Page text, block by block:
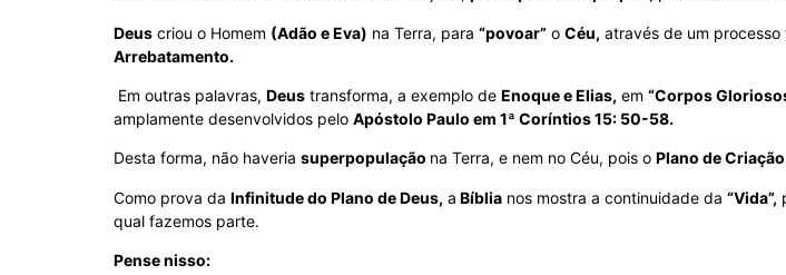
Deus criou o Homem (Adão e Eva) na Terra, para “povoar” o Céu, através de um
Arrebatamento.
Em outras palavras, Deus transforma, a exemplo de Enoque e Elias, em “Corpos
amplamente desenvolvidos pelo Apóstolo Paulo em 1ª Coríntios 15: 50-58.
Desta forma, não haveria superpopulação na Terra, e nem no Céu, pois o Plano de
Como prova da Infinitude do Plano de Deus, a Bíblia nos mostra a continuidade da “Vida”,
qual fazemos parte.
Pense nisso: